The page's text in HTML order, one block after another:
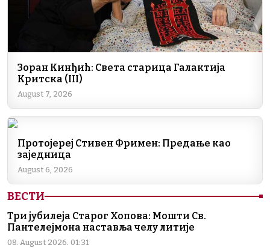
Зоран Кинђић: Света старица Галактија
Критска (III)
August 7, 2026
Протојереј Стивен Фримен: Предање као
заједница
August 6, 2026
ВЕСТИ
Три јубилеја Старог Хопова: Мошти Св.
Пантелејмона наставља челу литије
08. August 2026. 01:31